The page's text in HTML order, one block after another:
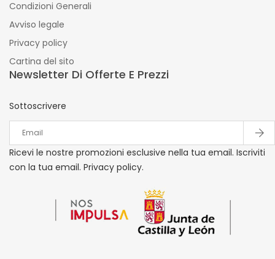
Condizioni Generali
Avviso legale
Privacy policy
Cartina del sito
Newsletter Di Offerte E Prezzi
Sottoscrivere
Ricevi le nostre promozioni esclusive nella tua email. Iscriviti
con la tua email. Privacy policy.